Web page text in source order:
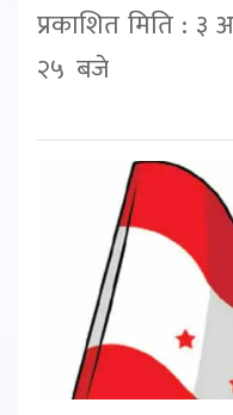
प्रकाशित मिति :
२५ बजे